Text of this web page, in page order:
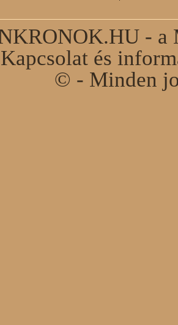
- a
Kapcsolat és
© - Minden